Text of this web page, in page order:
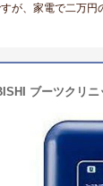
が、家電で二万
ブーツクリ